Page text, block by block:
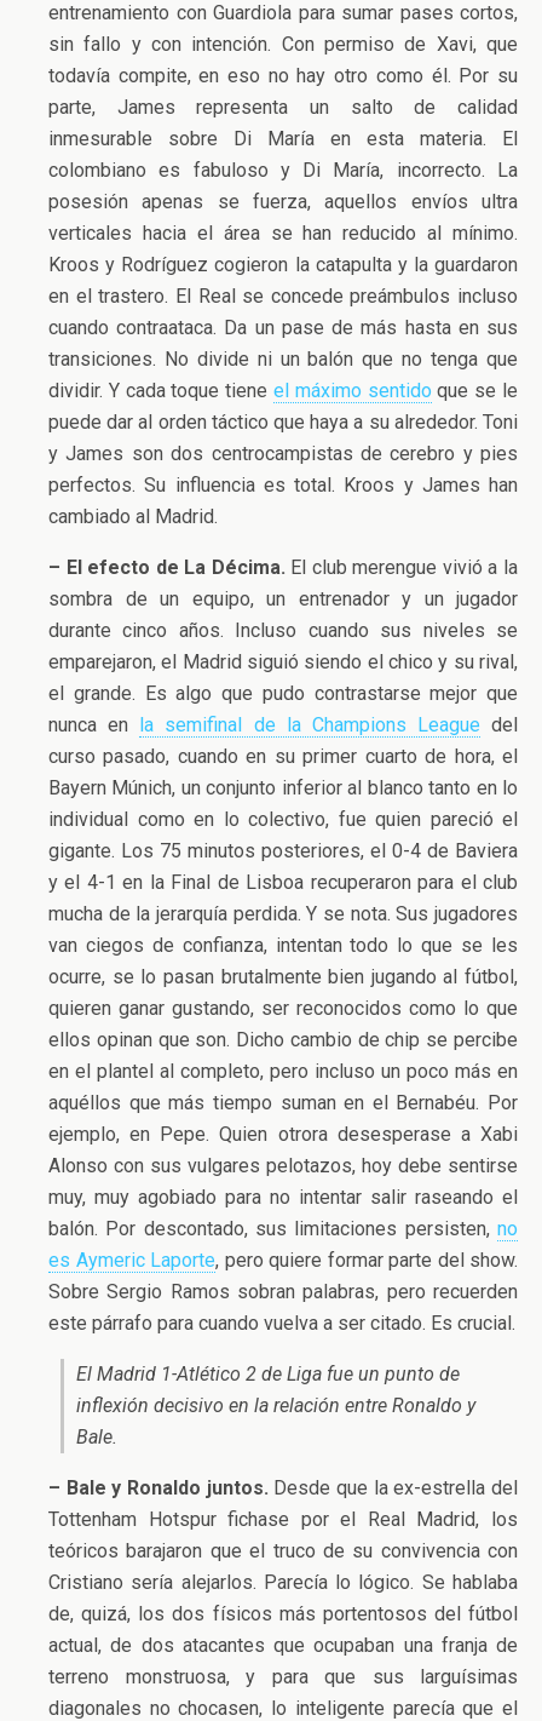
entrenamiento con Guardiola para sumar pases cortos,
sin fallo y con intención. Con permiso de Xavi, que
todavía compite, en eso no hay otro como él. Por su
parte, James representa un salto de calidad
inmesurable sobre Di María en esta materia. El
colombiano es fabuloso y Di María, incorrecto. La
posesión apenas se fuerza, aquellos envíos ultra
verticales hacia el área se han reducido al mínimo.
Kroos y Rodríguez cogieron la catapulta y la guardaron
en el trastero. El Real se concede preámbulos incluso
cuando contraataca. Da un pase de más hasta en sus
transiciones. No divide ni un balón que no tenga que
dividir. Y cada toque tiene el máximo sentido que se le
puede dar al orden táctico que haya a su alrededor. Toni
y James son dos centrocampistas de cerebro y pies
perfectos. Su influencia es total. Kroos y James han
cambiado al Madrid.
– El efecto de La Décima. El club merengue vivió a la
sombra de un equipo, un entrenador y un jugador
durante cinco años. Incluso cuando sus niveles se
emparejaron, el Madrid siguió siendo el chico y su rival,
el grande. Es algo que pudo contrastarse mejor que
nunca en la semifinal de la Champions League del
curso pasado, cuando en su primer cuarto de hora, el
Bayern Múnich, un conjunto inferior al blanco tanto en lo
individual como en lo colectivo, fue quien pareció el
gigante. Los 75 minutos posteriores, el 0-4 de Baviera
y el 4-1 en la Final de Lisboa recuperaron para el club
mucha de la jerarquía perdida. Y se nota. Sus jugadores
van ciegos de confianza, intentan todo lo que se les
ocurre, se lo pasan brutalmente bien jugando al fútbol,
quieren ganar gustando, ser reconocidos como lo que
ellos opinan que son. Dicho cambio de chip se percibe
en el plantel al completo, pero incluso un poco más en
aquéllos que más tiempo suman en el Bernabéu. Por
ejemplo, en Pepe. Quien otrora desesperase a Xabi
Alonso con sus vulgares pelotazos, hoy debe sentirse
muy, muy agobiado para no intentar salir raseando el
balón. Por descontado, sus limitaciones persisten, no
es Aymeric Laporte, pero quiere formar parte del show.
Sobre Sergio Ramos sobran palabras, pero recuerden
este párrafo para cuando vuelva a ser citado. Es crucial.
El Madrid 1-Atlético 2 de Liga fue un punto de
inflexión decisivo en la relación entre Ronaldo y
Bale.
– Bale y Ronaldo juntos. Desde que la ex-estrella del
Tottenham Hotspur fichase por el Real Madrid, los
teóricos barajaron que el truco de su convivencia con
Cristiano sería alejarlos. Parecía lo lógico. Se hablaba
de, quizá, los dos físicos más portentosos del fútbol
actual, de dos atacantes que ocupaban una franja de
terreno monstruosa, y para que sus larguísimas
diagonales no chocasen, lo inteligente parecía que el